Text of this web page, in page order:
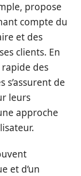
propose
compte du
et des
clients. En
des
s’assurent de
leurs
approche
et d’un